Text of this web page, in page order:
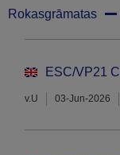
Rokasgrāmatas
ESC/VP21
v.U 03-Jun-2026